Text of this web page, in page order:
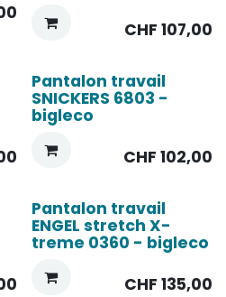
CHF 107,00
Pantalon travail
SNICKERS 6803 -
bigleco
CHF 102,00
Pantalon travail
ENGEL stretch X-
treme 0360 - bigleco
CHF 135,00